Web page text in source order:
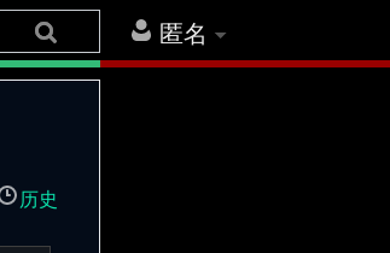
匿名
历史